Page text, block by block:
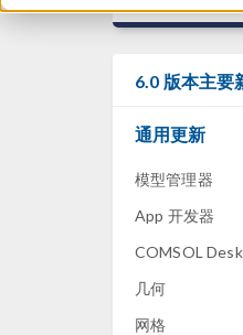
6.0 版本主要
通用更新
模型管理器
App 开发器
COMSOL
几何
网格